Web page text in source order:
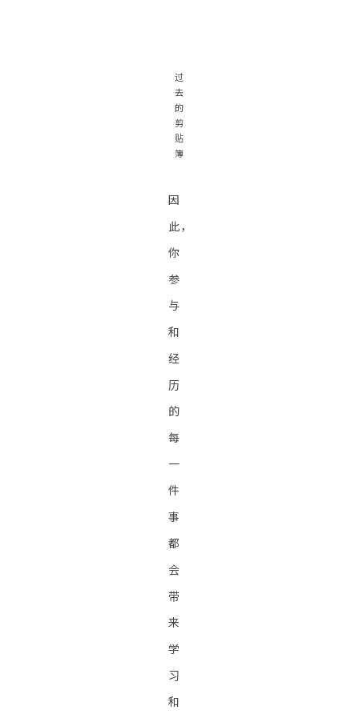
过
去
的
剪
贴
簿
因
此，
你
参
与
和
经
历
的
每
一
件
事
都
会
带
来
学
习
和